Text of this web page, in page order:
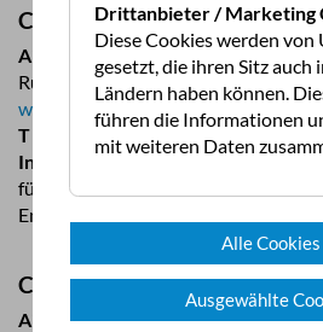
Calais
Aire de Camping-Car
Rue d’Asfeld, 62100 Calais
www.calais-cotedopale.de
T +33 321 466 200
Informationen : gebührenpflichtig,
für jeweils 24 Stunden,
Entsorgung
Cherbourg
Aire Municipale
Drittanbieter / Marketing
Diese Cookies werden von
gesetzt, die ihren Sitz auch
Ländern haben können.
führen die Informationen
mit weiteren Daten
Alle
Ausgewählte